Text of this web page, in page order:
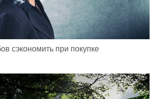
сэкономить при покупке